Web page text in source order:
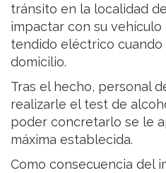
tránsito en la localidad
impactar con su
tendido eléctrico
domicilio.
Tras el hecho, personal
realizarle el test de
poder concretarlo se le
máxima establecida.
Como consecuencia del